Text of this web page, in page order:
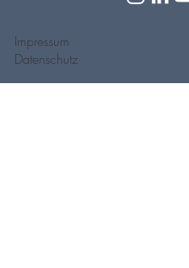
Impressum
Datenschutz